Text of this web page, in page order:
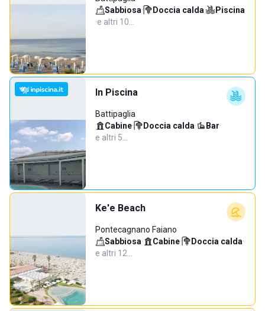
Sabbiosa· Doccia calda·
Piscina
·e altri 10…
In Piscina
Battipaglia
Cabine· Doccia calda· Bar·
e altri 5…
Ke'e Beach
Pontecagnano Faiano
Sabbiosa· Cabine· Doccia calda·
e altri 12…